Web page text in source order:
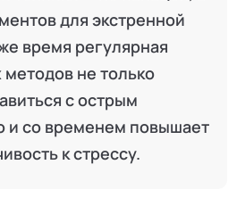
для экстренной
время регулярная
методов не только
с острым
и со временем повышает
к стрессу.